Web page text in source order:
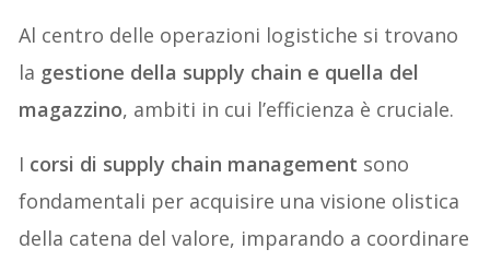
Al centro delle operazioni logistiche si trovano
la gestione della supply chain e quella del
magazzino, ambiti in cui l’efficienza è cruciale.
I corsi di supply chain management sono
fondamentali per acquisire una visione olistica
della catena del valore, imparando a coordinare